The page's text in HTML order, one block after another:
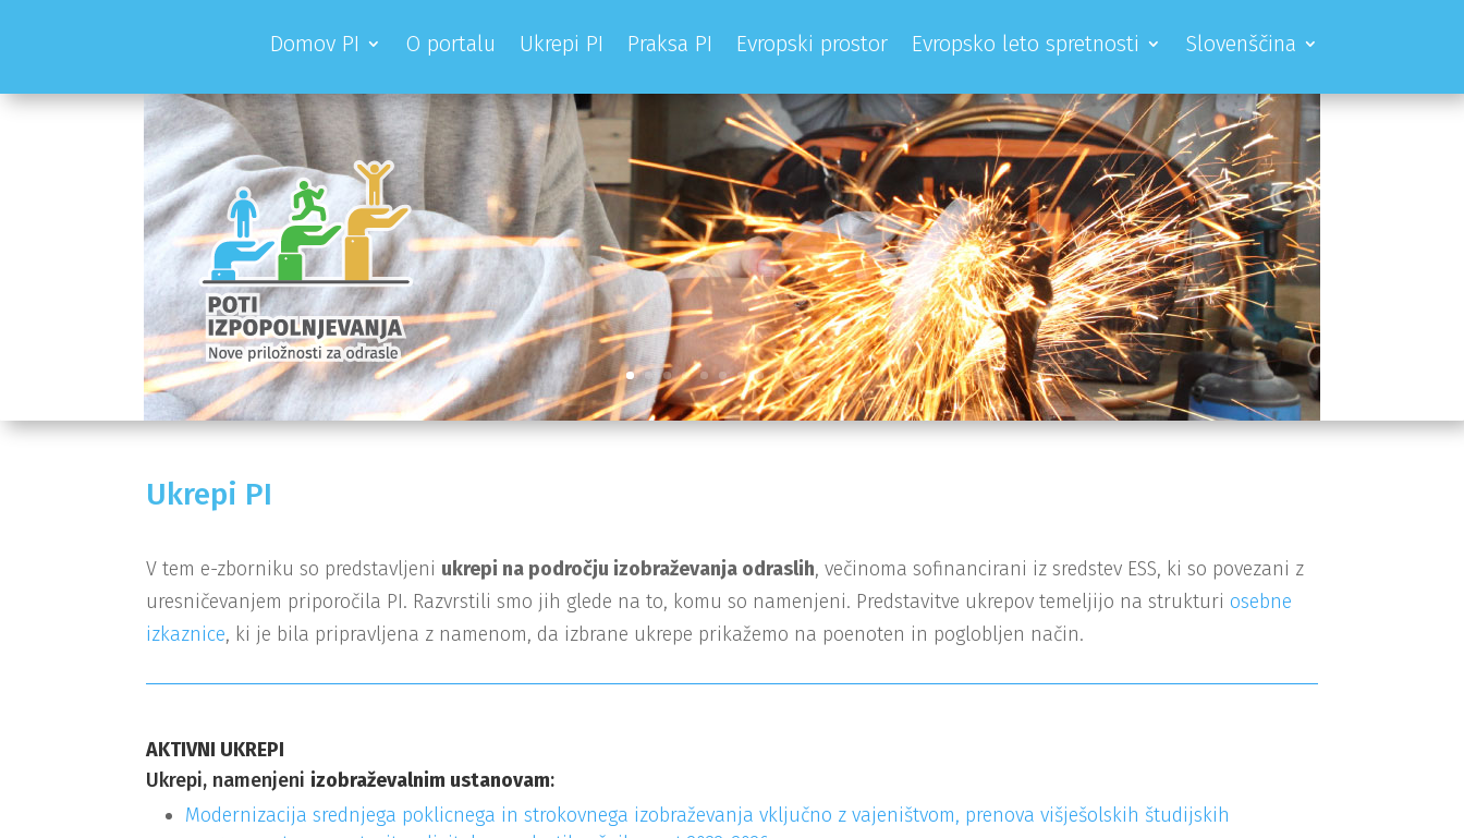
Domov PI O portalu Ukrepi PI Praksa PI Evropski prostor Evropsko leto spretnosti Slovenščina
Ukrepi PI
V tem e-zborniku so predstavljeni ukrepi na področju izobraževanja odraslih, večinoma sofinancirani iz sredstev ESS, ki so povezani z
uresničevanjem priporočila PI. Razvrstili smo jih glede na to, komu so namenjeni. Predstavitve ukrepov temeljijo na strukturiosebne
izkaznice, ki je bila pripravljena z namenom, da izbrane ukrepe prikažemo na poenoten in poglobljen način.
AKTIVNI UKREPI
Ukrepi, namenjeni izobraževalnim ustanovam:
Modernizacija srednjega poklicnega in strokovnega izobraževanja vključno z vajeništvom, prenova višješolskih študijskih